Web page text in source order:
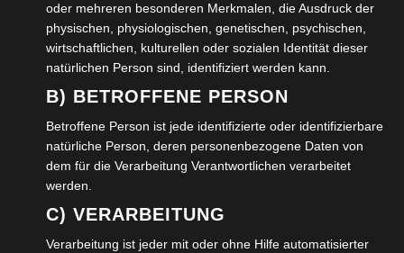
VERÖFFENTLICHT IN:UNCATEGORIZED
Was tun wenn das Hochwasser
kommt
KOMMENTAR SCHREIBEN
Herr Stadtbaurat Benscheidt von der Stadt Wolfenbüttel
oder mehreren besonderen Merkmalen, die Ausdruck der
physischen, physiologischen, genetischen, psychischen,
wirtschaftlichen, kulturellen oder sozialen Identität dieser
natürlichen Person sind, identifiziert werden kann.
B) BETROFFENE PERSON
Betroffene Person ist jede identifizierte oder identifizierbare
natürliche Person, deren personenbezogene Daten von
dem für die Verarbeitung Verantwortlichen verarbeitet
werden.
C) VERARBEITUNG
Verarbeitung ist jeder mit oder ohne Hilfe automatisierter